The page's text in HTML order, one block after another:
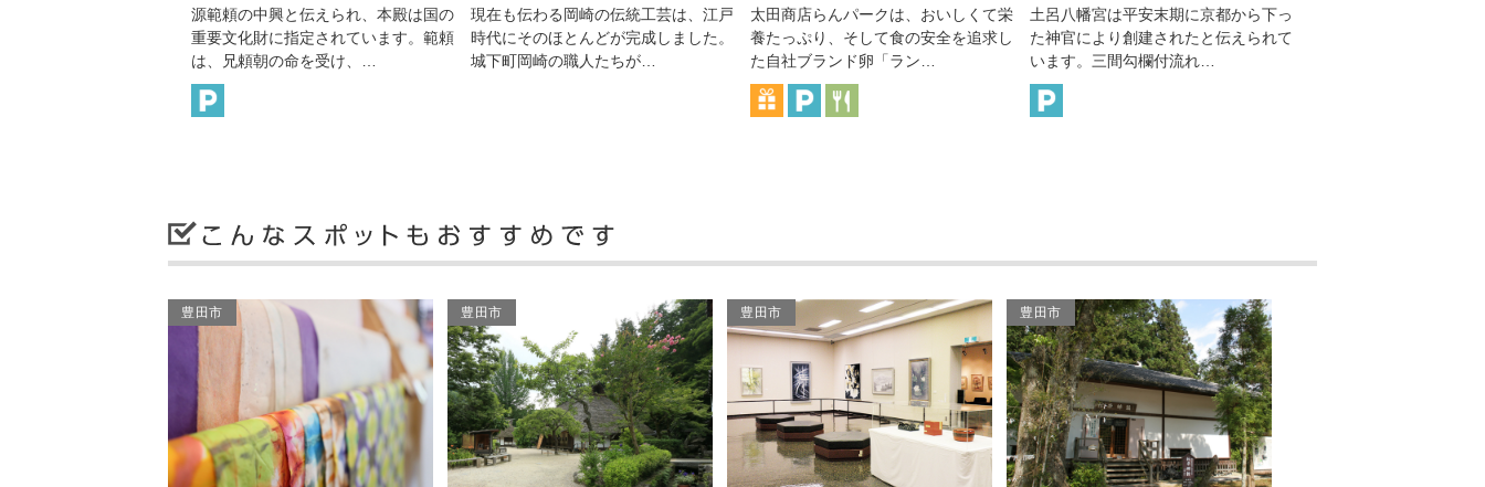
三河武士ゆかりの地（大
久保氏一族発祥の地）
園
幸田セントラルボウル
古戦場めぐり（小豆坂古
戦場）
葵カントリークラブ
興と伝えられ、本殿は国の
に指定されています。範頼
現在も伝わる岡崎の伝統工芸は、江戸
時代にそのほとんどが完成しました。
城下町岡崎の職人たちが…
太田商店らんパークは、おいしくて栄
養たっぷり、そして食の安全を追求し
た自社ブランド卵「ラン…
土呂八幡宮は平安末期に京都から下っ
た神官により創建されたと伝えられて
います。三間勾欄付流れ…
源範頼の中興と伝えられ、本殿は国の
重要文化財に指定されています。範頼
は、兄頼朝の命を受け、…
豊田市 豊田市 豊田市 豊田市